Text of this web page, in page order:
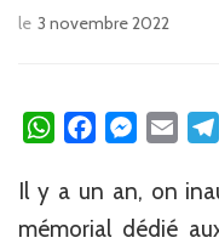
le 3 novembre 2022
WhatsAppFacebookMessenger
Email
Il y a un an, on
mémorial dédié